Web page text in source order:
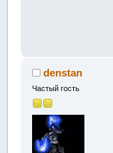
denstan
Частый гость